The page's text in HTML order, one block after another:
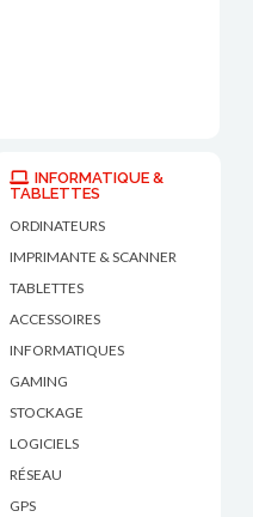
INFORMATIQUE &
TABLETTES
ORDINATEURS
IMPRIMANTE & SCANNER
TABLETTES
ACCESSOIRES
INFORMATIQUES
GAMING
STOCKAGE
LOGICIELS
RÉSEAU
GPS